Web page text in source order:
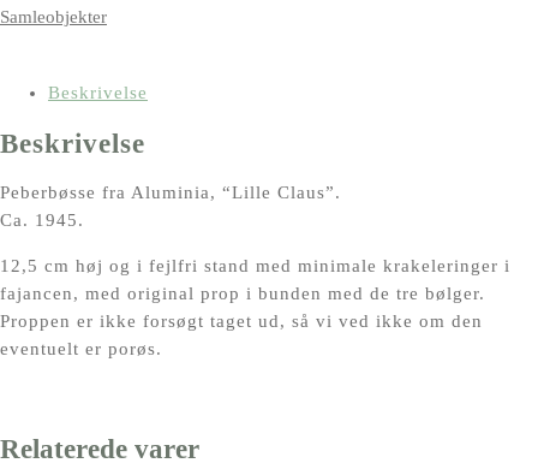
peberbøsse
antal
Samleobjekter
Beskrivelse
Beskrivelse
Peberbøsse fra Aluminia, “Lille Claus”.
Ca. 1945.
12,5 cm høj og i fejlfri stand med minimale krakeleringer i
fajancen, med original prop i bunden med de tre bølger.
Proppen er ikke forsøgt taget ud, så vi ved ikke om den
eventuelt er porøs.
Relaterede varer